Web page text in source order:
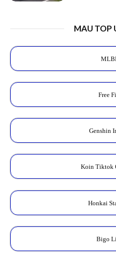
MAU TOP
Free
Genshin
Koin Tiktok
Honkai
Bigo